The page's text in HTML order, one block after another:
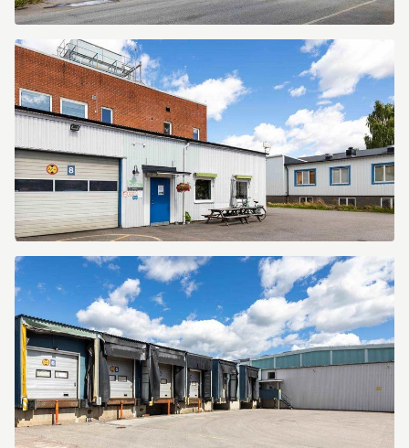
Västra
Drottninggatan
40
Västra
Drottninggatan
40